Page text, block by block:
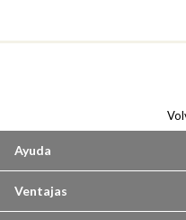
Ayuda
Ventajas